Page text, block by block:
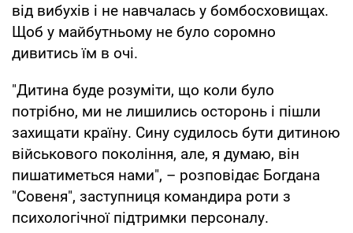
від вибухів і не навчалась у бомбосховищах.
Щоб у майбутньому не було соромно
дивитись їм в очі.
"Дитина буде розуміти, що коли було
потрібно, ми не лишились осторонь і пішли
захищати країну. Сину судилось бути дитиною
військового покоління, але, я думаю, він
пишатиметься нами", – розповідає Богдана
"Совеня", заступниця командира роти з
психологічної підтримки персоналу.